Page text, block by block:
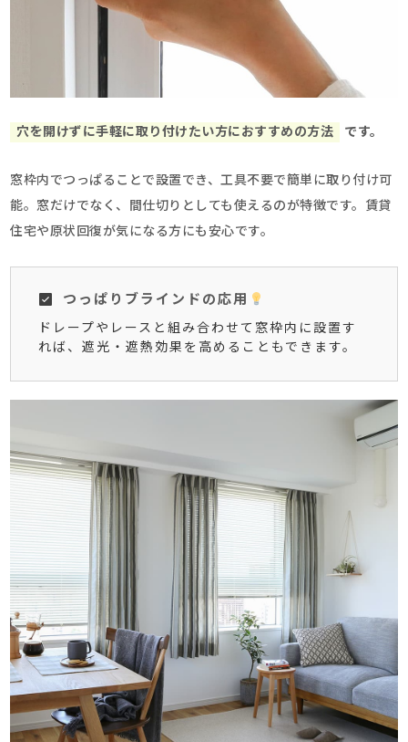
穴を開けずに手軽に取り付けたい方におすすめの方法 です。
窓枠内でつっぱることで設置でき、工具不要で簡単に取り付け可
能。窓だけでなく、間仕切りとしても使えるのが特徴です。賃貸
住宅や原状回復が気になる方にも安心です。
つっぱりブラインドの応用
ドレープやレースと組み合わせて窓枠内に設置す
れば、遮光・遮熱効果を高めることもできます。